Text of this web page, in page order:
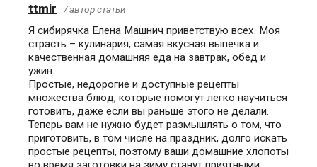
ttmir / автор статьи
Я сибирячка Елена Машнич приветствую всех. Моя
страсть – кулинария, самая вкусная выпечка и
качественная домашняя еда на завтрак, обед и
ужин.
Простые, недорогие и доступные рецепты
множества блюд, которые помогут легко научиться
готовить, даже если вы раньше этого не делали.
Теперь вам не нужно будет размышлять о том, что
приготовить, в том числе на праздник, долго искать
простые рецепты, поэтому ваши домашние хлопоты